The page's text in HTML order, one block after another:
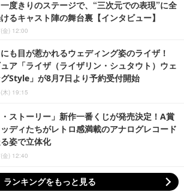
度きりのステージで、“三次元での表現”に全
るキャスト陣の舞台裏【インタビュー】
金) 12:00
も目が惹かれるウェディング姿のライザ！
ア「ライザ（ライザリン・シュタウト）ウェ
Style」が8月7日より予約受付開始
木) 19:15
・ストーリー」新作一番くじが発売決定！A賞
ディたちがレトロ感満載のアナログレコード
姿で立体化
金) 12:40
ランキングをもっと見る